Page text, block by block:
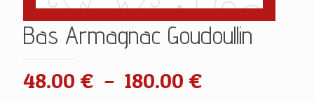
Bas Armagnac Goudoullin
48.00 € – 180.00 €